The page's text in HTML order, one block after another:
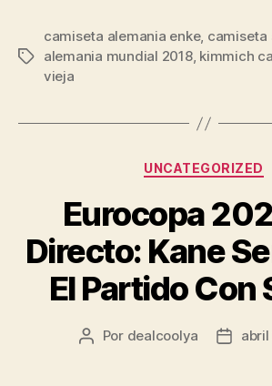
Etiquetas
camiseta alemania enke, camiseta
alemania mundial 2018, kimmich
vieja
UNCATEGORIZED
Eurocopa
Directo: Kane
El Partido Con
Autor
Por dealcoolya
Fecha